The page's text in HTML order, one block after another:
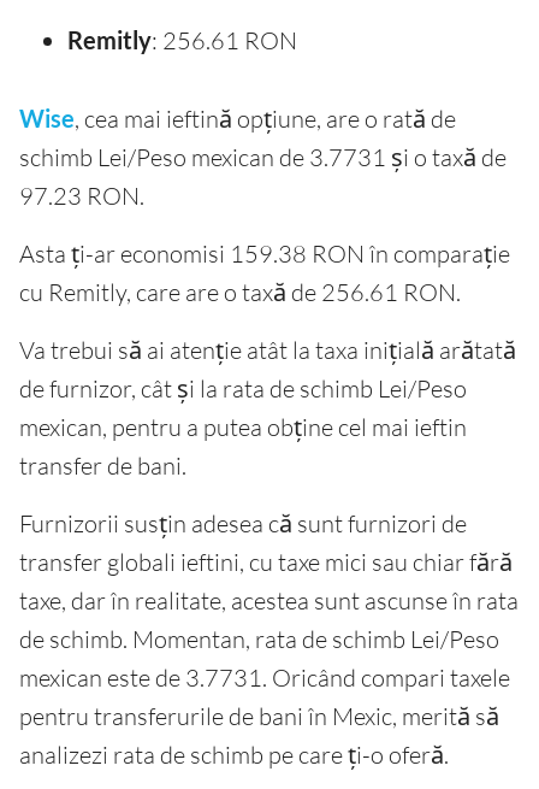
Remitly: 256.61 RON
Wise, cea mai ieftină opțiune, are o rată de
schimb Lei/Peso mexican de 3.7731 și o taxă de
97.23 RON.
Asta ți-ar economisi 159.38 RON în comparație
cu Remitly, care are o taxă de 256.61 RON.
Va trebui să ai atenție atât la taxa inițială arătată
de furnizor, cât și la rata de schimb Lei/Peso
mexican, pentru a putea obține cel mai ieftin
transfer de bani.
Furnizorii susțin adesea că sunt furnizori de
transfer globali ieftini, cu taxe mici sau chiar fără
taxe, dar în realitate, acestea sunt ascunse în rata
de schimb. Momentan, rata de schimb Lei/Peso
mexican este de 3.7731. Oricând compari taxele
pentru transferurile de bani în Mexic, merită să
analizezi rata de schimb pe care ți-o oferă.